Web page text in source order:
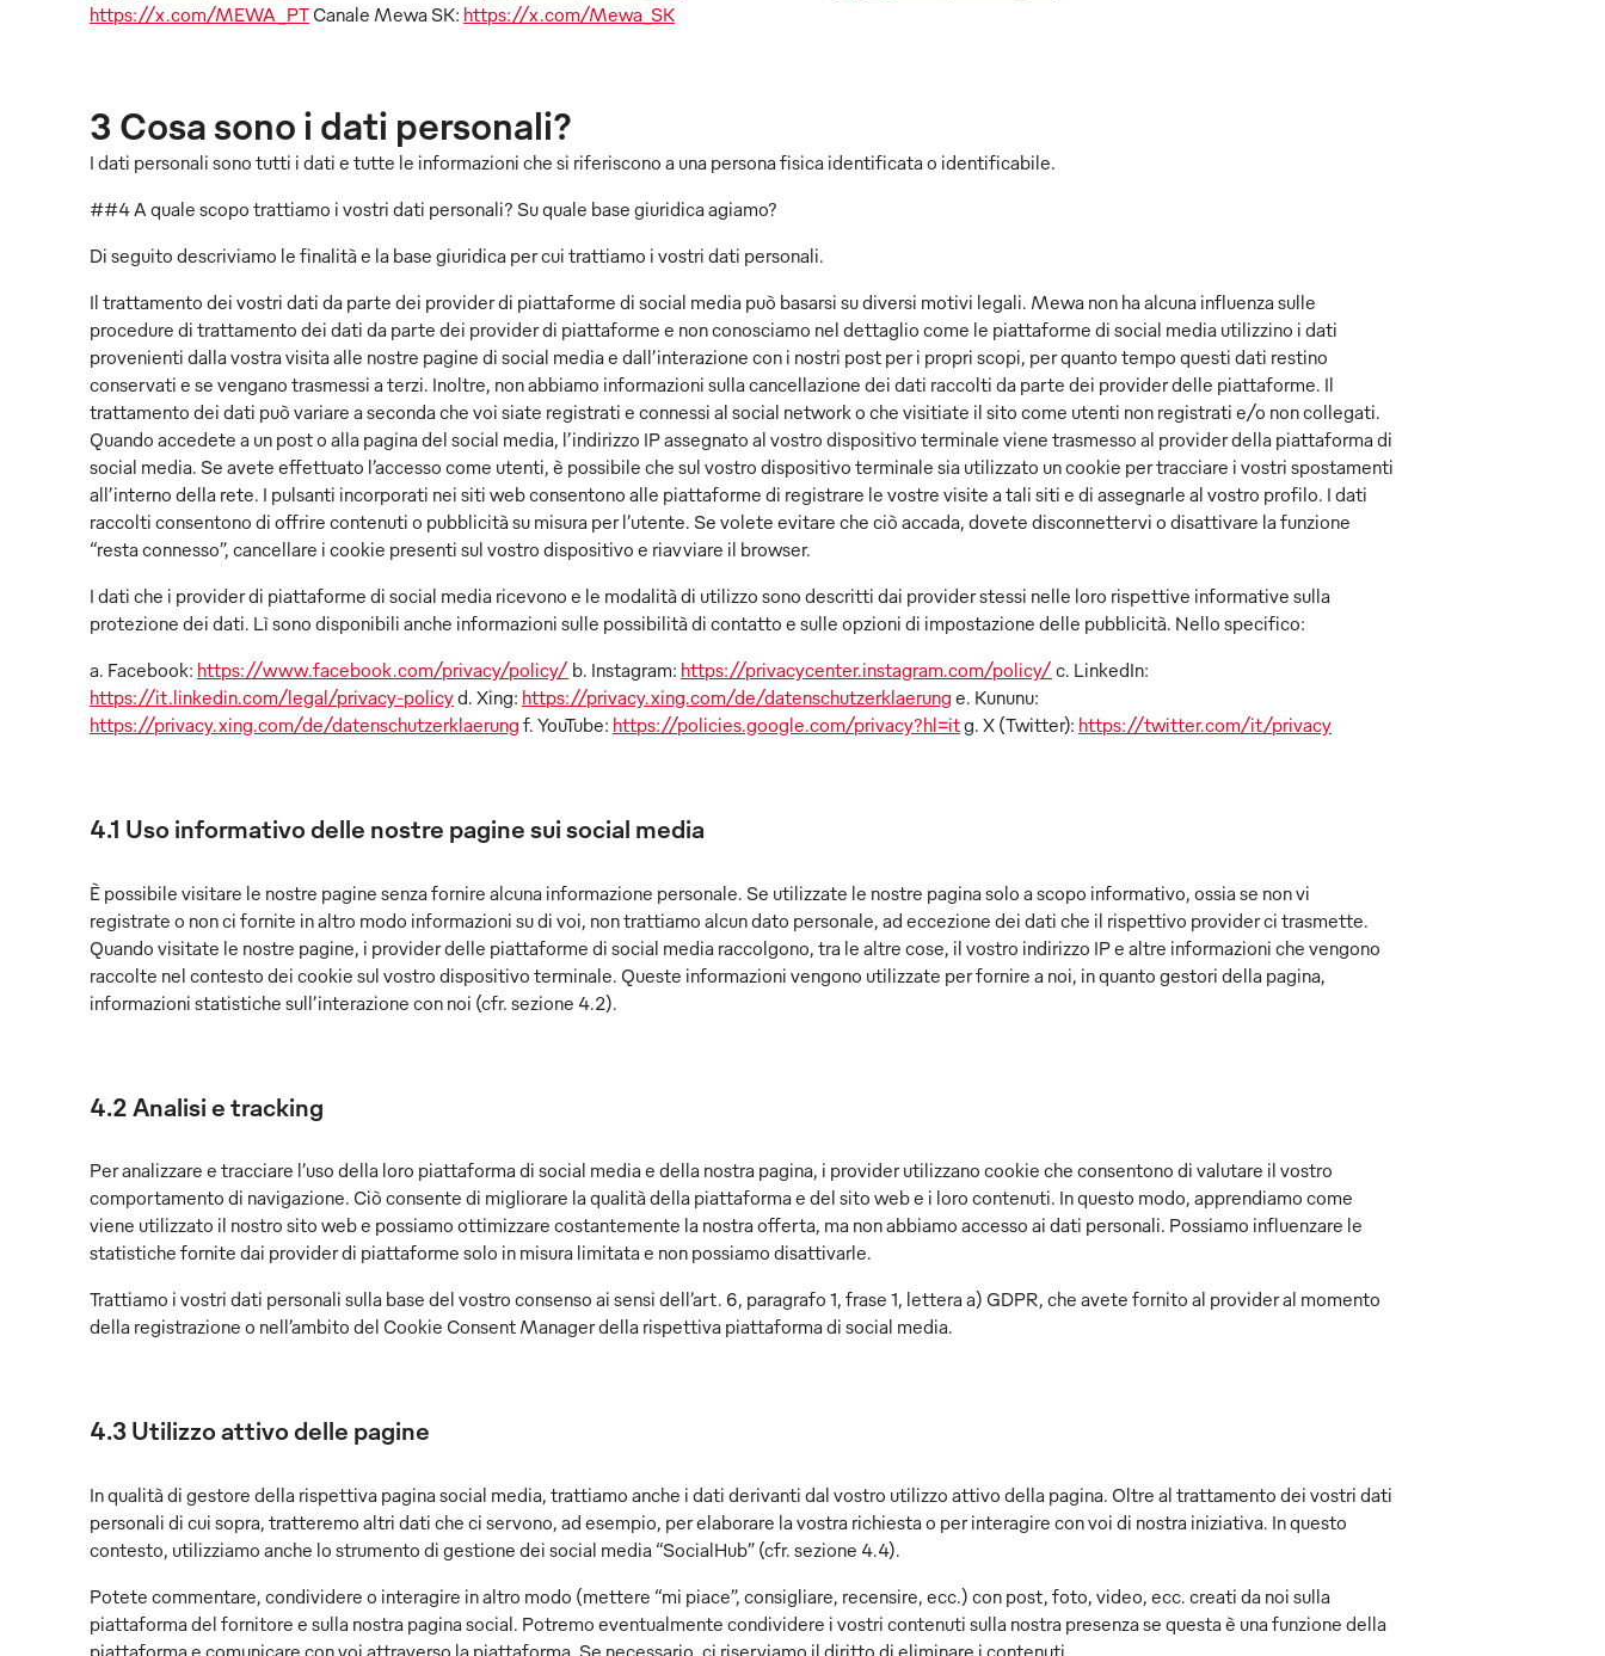
https://x.com/MEWA_PT Canale Mewa SK: https://x.com/Mewa_SK
3 Cosa sono i dati personali?
I dati personali sono tutti i dati e tutte le informazioni che si riferiscono a una persona fisica identificata o identificabile.
##4 A quale scopo trattiamo i vostri dati personali? Su quale base giuridica agiamo?
Di seguito descriviamo le finalità e la base giuridica per cui trattiamo i vostri dati personali.
Il trattamento dei vostri dati da parte dei provider di piattaforme di social media può basarsi su diversi motivi legali. Mewa non ha alcuna influenza sulle
procedure di trattamento dei dati da parte dei provider di piattaforme e non conosciamo nel dettaglio come le piattaforme di social media utilizzino i dati
provenienti dalla vostra visita alle nostre pagine di social media e dall’interazione con i nostri post per i propri scopi, per quanto tempo questi dati restino
conservati e se vengano trasmessi a terzi. Inoltre, non abbiamo informazioni sulla cancellazione dei dati raccolti da parte dei provider delle piattaforme. Il
trattamento dei dati può variare a seconda che voi siate registrati e connessi al social network o che visitiate il sito come utenti non registrati e/o non collegati.
Quando accedete a un post o alla pagina del social media, l’indirizzo IP assegnato al vostro dispositivo terminale viene trasmesso al provider della piattaforma di
social media. Se avete effettuato l’accesso come utenti, è possibile che sul vostro dispositivo terminale sia utilizzato un cookie per tracciare i vostri spostamenti
all’interno della rete. I pulsanti incorporati nei siti web consentono alle piattaforme di registrare le vostre visite a tali siti e di assegnarle al vostro profilo. I dati
raccolti consentono di offrire contenuti o pubblicità su misura per l’utente. Se volete evitare che ciò accada, dovete disconnettervi o disattivare la funzione
“resta connesso”, cancellare i cookie presenti sul vostro dispositivo e riavviare il browser.
I dati che i provider di piattaforme di social media ricevono e le modalità di utilizzo sono descritti dai provider stessi nelle loro rispettive informative sulla
protezione dei dati. Lì sono disponibili anche informazioni sulle possibilità di contatto e sulle opzioni di impostazione delle pubblicità. Nello specifico:
a. Facebook: https://www.facebook.com/privacy/policy/ b. Instagram: https://privacycenter.instagram.com/policy/ c. LinkedIn:
https://it.linkedin.com/legal/privacy-policyd. Xing: https://privacy.xing.com/de/datenschutzerklaerung e. Kununu:
https://privacy.xing.com/de/datenschutzerklaerung f. YouTube: https://policies.google.com/privacy?hl=itg. X (Twitter): https://twitter.com/it/privacy
4.1 Uso informativo delle nostre pagine sui social media
È possibile visitare le nostre pagine senza fornire alcuna informazione personale. Se utilizzate le nostre pagina solo a scopo informativo, ossia se non vi
registrate o non ci fornite in altro modo informazioni su di voi, non trattiamo alcun dato personale, ad eccezione dei dati che il rispettivo provider ci trasmette.
Quando visitate le nostre pagine, i provider delle piattaforme di social media raccolgono, tra le altre cose, il vostro indirizzo IP e altre informazioni che vengono
raccolte nel contesto dei cookie sul vostro dispositivo terminale. Queste informazioni vengono utilizzate per fornire a noi, in quanto gestori della pagina,
informazioni statistiche sull’interazione con noi (cfr. sezione 4.2).
4.2 Analisi e tracking
Per analizzare e tracciare l’uso della loro piattaforma di social media e della nostra pagina, i provider utilizzano cookie che consentono di valutare il vostro
comportamento di navigazione. Ciò consente di migliorare la qualità della piattaforma e del sito web e i loro contenuti. In questo modo, apprendiamo come
viene utilizzato il nostro sito web e possiamo ottimizzare costantemente la nostra offerta, ma non abbiamo accesso ai dati personali. Possiamo influenzare le
statistiche fornite dai provider di piattaforme solo in misura limitata e non possiamo disattivarle.
Trattiamo i vostri dati personali sulla base del vostro consenso ai sensi dell’art. 6, paragrafo 1, frase 1, lettera a) GDPR, che avete fornito al provider al momento
della registrazione o nell’ambito del Cookie Consent Manager della rispettiva piattaforma di social media.
4.3 Utilizzo attivo delle pagine
In qualità di gestore della rispettiva pagina social media, trattiamo anche i dati derivanti dal vostro utilizzo attivo della pagina. Oltre al trattamento dei vostri dati
personali di cui sopra, tratteremo altri dati che ci servono, ad esempio, per elaborare la vostra richiesta o per interagire con voi di nostra iniziativa. In questo
contesto, utilizziamo anche lo strumento di gestione dei social media “SocialHub” (cfr. sezione 4.4).
Potete commentare, condividere o interagire in altro modo (mettere “mi piace”, consigliare, recensire, ecc.) con post, foto, video, ecc. creati da noi sulla
piattaforma del fornitore e sulla nostra pagina social. Potremo eventualmente condividere i vostri contenuti sulla nostra presenza se questa è una funzione della